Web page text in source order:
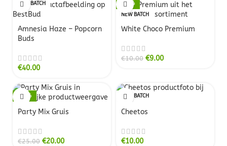
NEW BATCH
Amnesia Haze – Popcorn
Buds
€40.00
-10%
NEW BATCH
White Choco Premium
€10.00 €9.00
-20%
Party Mix Gruis
€25.00 €20.00
NEW BATCH
Cheetos
€10.00